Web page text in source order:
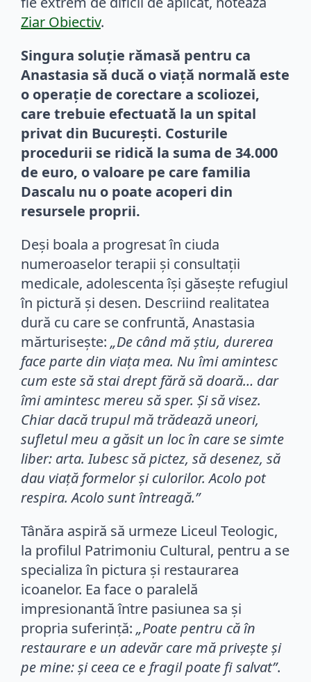
Ziar Obiectiv.
Singura soluție rămasă pentru ca
Anastasia să ducă o viață normală este
o operație de corectare a scoliozei,
care trebuie efectuată la un spital
privat din București. Costurile
procedurii se ridică la suma de 34.000
de euro, o valoare pe care familia
Dascalu nu o poate acoperi din
resursele proprii.
Deși boala a progresat în ciuda
numeroaselor terapii și consultații
medicale, adolescenta își găsește refugiul
în pictură și desen. Descriind realitatea
dură cu care se confruntă, Anastasia
mărturisește: „De când mă știu, durerea
face parte din viața mea. Nu îmi amintesc
cum este să stai drept fără să doară… dar
îmi amintesc mereu să sper. Și să visez.
Chiar dacă trupul mă trădează uneori,
sufletul meu a găsit un loc în care se simte
liber: arta. Iubesc să pictez, să desenez, să
dau viață formelor și culorilor. Acolo pot
respira. Acolo sunt întreagă.”
Tânăra aspiră să urmeze Liceul Teologic,
la profilul Patrimoniu Cultural, pentru a se
specializa în pictura și restaurarea
icoanelor. Ea face o paralelă
impresionantă între pasiunea sa și
propria suferință: „Poate pentru că în
restaurare e un adevăr care mă privește și
pe mine: și ceea ce e fragil poate fi salvat”.